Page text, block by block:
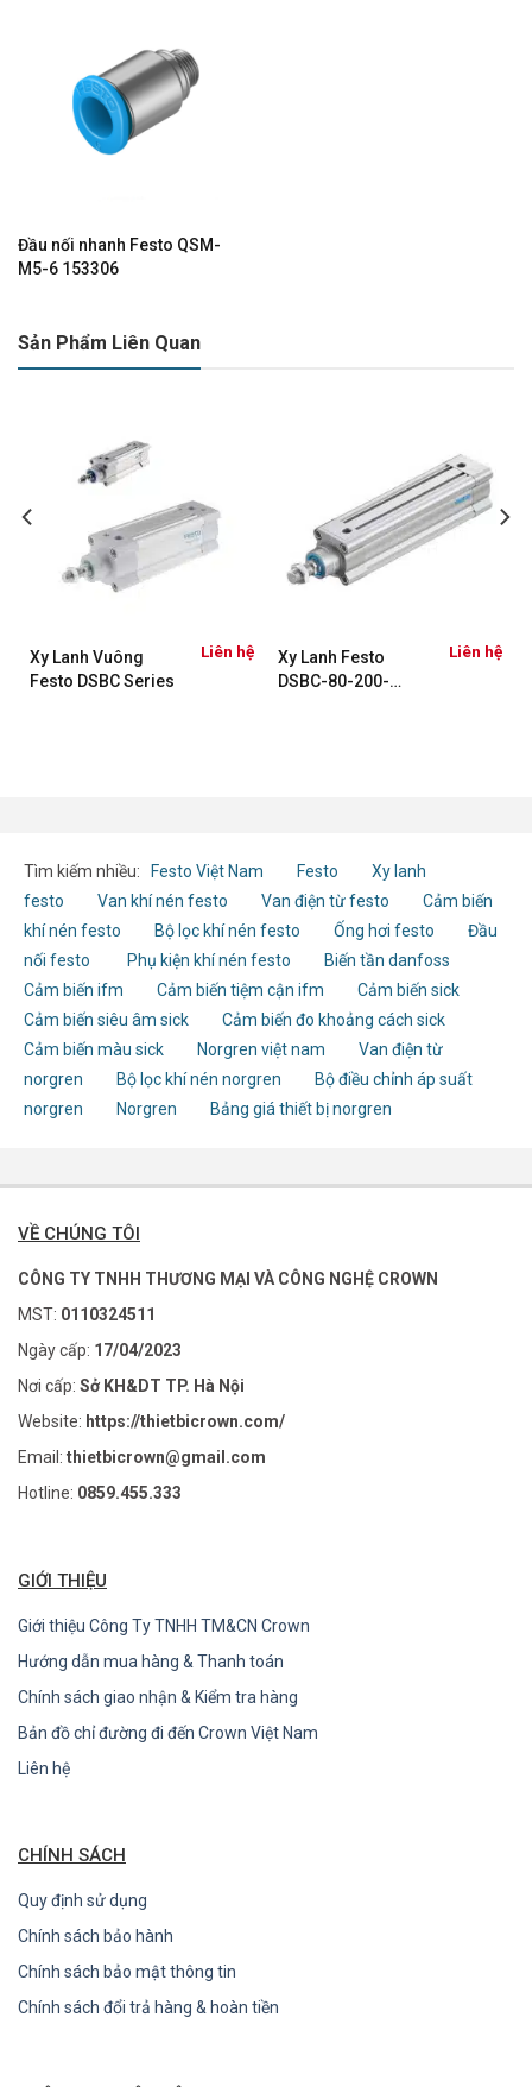
Đầu nối nhanh Festo QSM-
M5-6 153306
Sản Phẩm Liên Quan
Xy Lanh Vuông
Festo DSBC Series
Liên hệ
Xy Lanh Festo
DSBC-80-200-
Liên hệ
Tìm kiếm nhiều: Festo Việt Nam Festo
Xy lanh
festo
Van khí nén festo Van điện từ festo
Cảm biến
khí nén festo
Bộ lọc khí nén festo Ống hơi festo
Đầu
nối festo
Phụ kiện khí nén festo
Biến tần danfoss
Cảm biến ifm
Cảm biến tiệm cận ifm
Cảm biến sick
Cảm biến siêu âm sick
Cảm biến đo khoảng cách sick
Cảm biến màu sick
Norgren việt nam
Van điện từ
norgren
Bộ lọc khí nén norgren
Bộ điều chỉnh áp suất
norgren
Norgren Bảng giá thiết bị norgren
VỀ CHÚNG TÔI
CÔNG TY TNHH THƯƠNG MẠI VÀ CÔNG NGHỆ CROWN
MST: 0110324511
Ngày cấp: 17/04/2023
Nơi cấp: Sở KH&DT TP. Hà Nội
Website: https://thietbicrown.com/
Email: thietbicrown@gmail.com
Hotline: 0859.455.333
GIỚI THIỆU
Giới thiệu Công Ty TNHH TM&CN Crown
Hướng dẫn mua hàng & Thanh toán
Chính sách giao nhận & Kiểm tra hàng
Bản đồ chỉ đường đi đến Crown Việt Nam
Liên hệ
CHÍNH SÁCH
Quy định sử dụng
Chính sách bảo hành
Chính sách bảo mật thông tin
Chính sách đổi trả hàng & hoàn tiền